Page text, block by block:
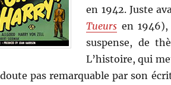
en 1942. Juste
Tueurs en
suspense, de
L’histoire, qui
pas remarquable par son